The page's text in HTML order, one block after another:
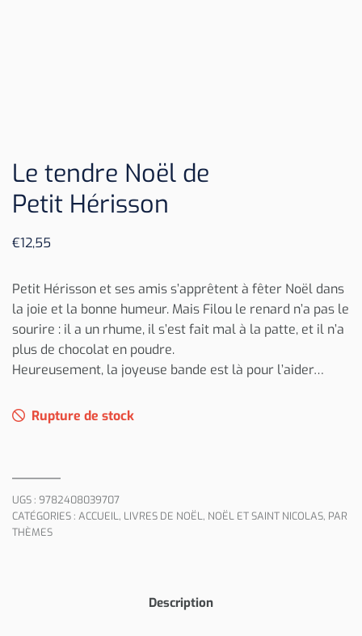
Le tendre Noël de
Petit Hérisson
€12,55
Petit Hérisson et ses amis s’apprêtent à fêter Noël dans
la joie et la bonne humeur. Mais Filou le renard n’a pas le
sourire : il a un rhume, il s’est fait mal à la patte, et il n’a
plus de chocolat en poudre.
Heureusement, la joyeuse bande est là pour l’aider…
Rupture de stock
UGS : 9782408039707
CATÉGORIES : ACCUEIL, LIVRES DE NOËL, NOËL ET SAINT NICOLAS, PAR
THÈMES
Description